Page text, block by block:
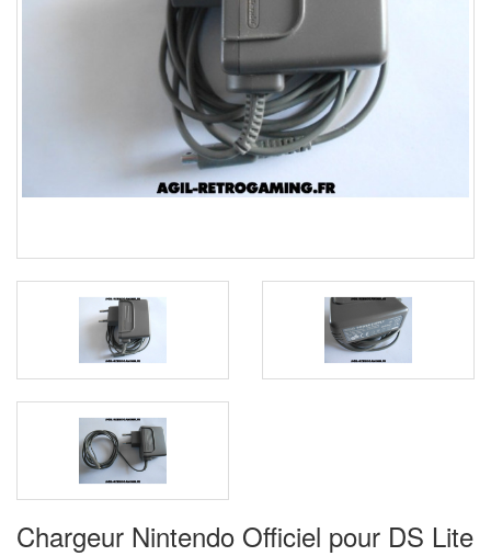
Chargeur Nintendo Officiel pour DS Lite